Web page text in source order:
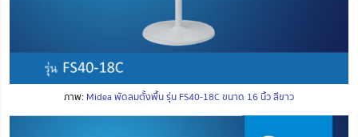
ภาพ: Midea พัดลมตั้งพื้น รุ่น FS40-18C ขนาด 16 นิ้ว สีขาว